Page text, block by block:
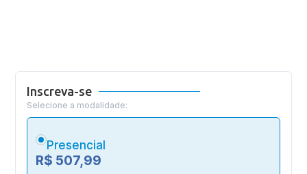
Inscreva-se
Selecione a modalidade:
Presencial
R$ 507,99